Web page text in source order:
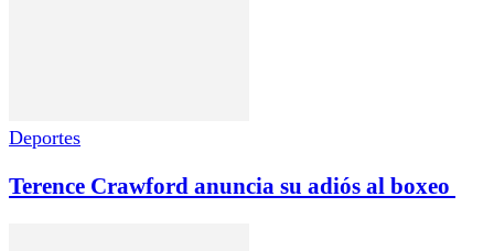
Deportes
Terence Crawford anuncia su adiós al boxeo